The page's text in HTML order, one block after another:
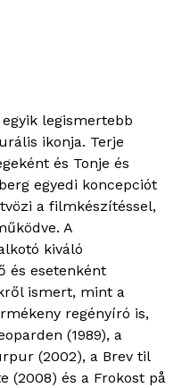
legismertebb
ikonja. Terje
és Tonje és
egyedi koncepciót
a filmkészítéssel,
A
kiváló
és esetenként
ismert, mint a
regényíró is,
(1989), a
(2002), a Brev til
(2008) és a Frokost på